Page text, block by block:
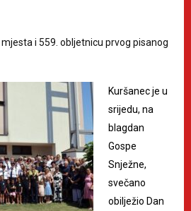
i 559. obljetnicu prvog pisanog
Kuršanec je u
srijedu, na
blagdan
Gospe
Snježne,
svečano
obilježio Dan